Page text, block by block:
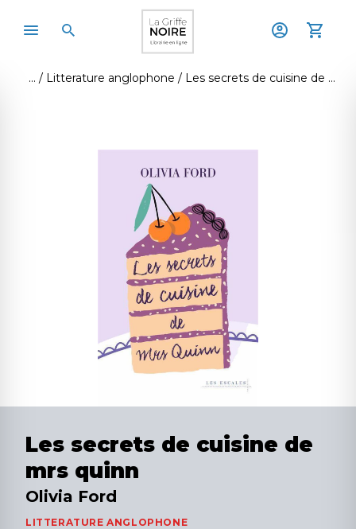
Litterature anglophone Les secrets de cuisine de mrs quinn
Les secrets de cuisine de
mrs quinn
Olivia Ford
LITTERATURE ANGLOPHONE